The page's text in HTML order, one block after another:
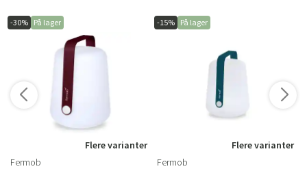
-30% På lager
Flere varianter
Fermob
-15% På lager
Flere varianter
Fermob